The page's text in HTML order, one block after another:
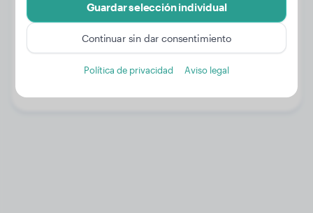
Peso:
22 kg
3 años, 5 meses
Guardar selección individual
Continuar sin dar consentimiento
Política de privacidad Aviso legal